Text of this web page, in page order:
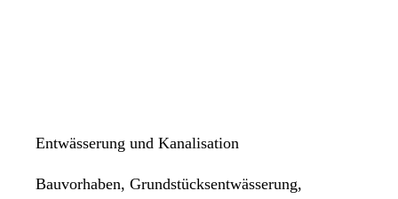
Entwässerung und Kanalisation
Bauvorhaben, Grundstücksentwässerung,